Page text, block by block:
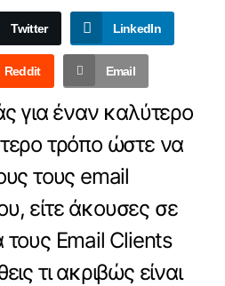
Twitter LinkedIn
Reddit Email
για έναν καλύτερο
τρόπο ώστε να
τους email
είτε άκουσες σε
τους Email Clients
τι ακριβώς είναι